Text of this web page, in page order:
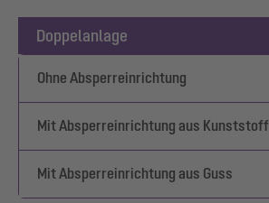
Doppelanlage
Ohne Absperreinrichtung
Mit Absperreinrichtung aus Kunststoff
Mit Absperreinrichtung aus Guss